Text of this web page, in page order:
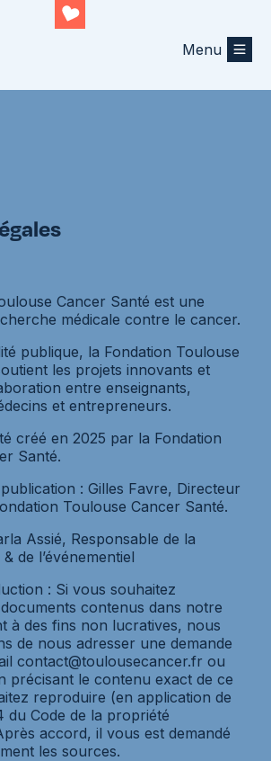
Menu
Cancer Santé est une
médicale contre le cancer.
publique, la Fondation Toulouse
les projets innovants et
entre enseignants,
et entrepreneurs.
créé en 2025 par la Fondation
Santé.
: Gilles Favre, Directeur
Toulouse Cancer Santé.
Assié, Responsable de la
de l’événementiel
: Si vous souhaitez
contenus dans notre
à des fins non lucratives, nous
de nous adresser une demande
contact@toulousecancer.fr ou
précisant le contenu exact de ce
reproduire (en application de
du Code de la propriété
accord, il vous est demandé
les sources.